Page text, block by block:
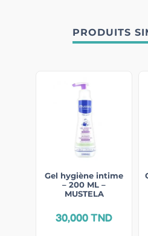
PRODUITS
Gel hygiène intime
– 200 ML –
MUSTELA
30,000TND